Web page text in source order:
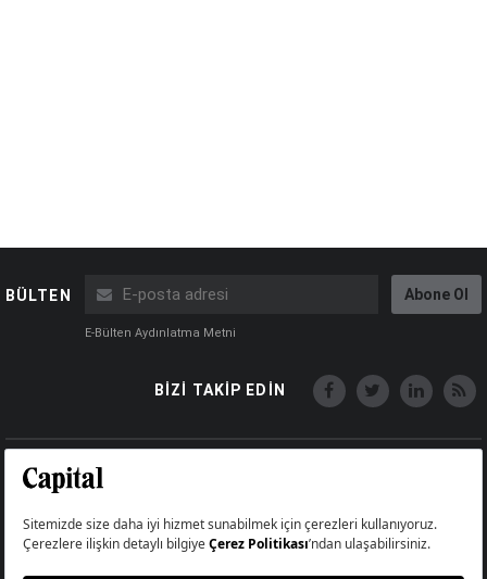
BÜLTEN Abone Ol
E-Bülten Aydınlatma Metni
BİZİ TAKİP EDİN
Big Medya Teknoloji A.Ş.
Üsküdar İstanbul Turkey